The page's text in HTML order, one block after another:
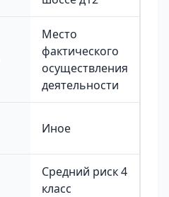
Место
фактического
осуществления
деятельности
Иное
Средний риск 4
класс